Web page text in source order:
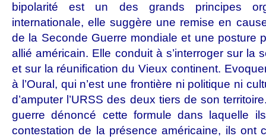
bipolarité est un des grands principes
internationale, elle suggère une remise en
de la Seconde Guerre mondiale et une posture
allié américain. Elle conduit à s’interroger sur la
et sur la réunification du Vieux continent.
à l’Oural, qui n’est une frontière ni politique ni
d’amputer l’URSS des deux tiers de son
guerre dénoncé cette formule dans laquelle
contestation de la présence américaine, ils ont